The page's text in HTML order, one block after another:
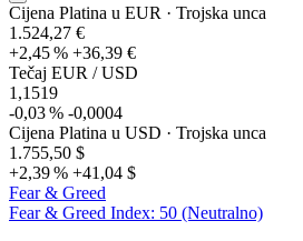
Cijena Platina u EUR · Trojska unca
1.524,27 €
+2,45 % +36,39 €
Tečaj EUR / USD
1,1519
-0,03 % -0,0004
Cijena Platina u USD · Trojska unca
1.755,50 $
+2,39 % +41,04 $
Fear & Greed
Fear & Greed Index: 50 (Neutralno)